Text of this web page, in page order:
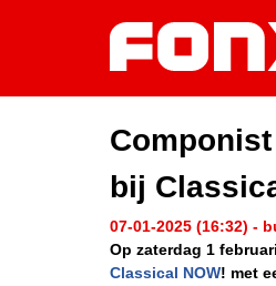
bij
07-01-2025 (16:32) -
Op zaterdag 1
Classical NOW! met